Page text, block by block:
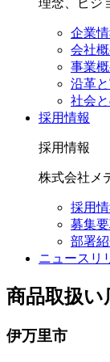
企業
会社
事業
沿革
社会
採用情報
採用情報
株式会社メ
採用
募集
部署
ニュースリ
商品取扱い
伊万里市